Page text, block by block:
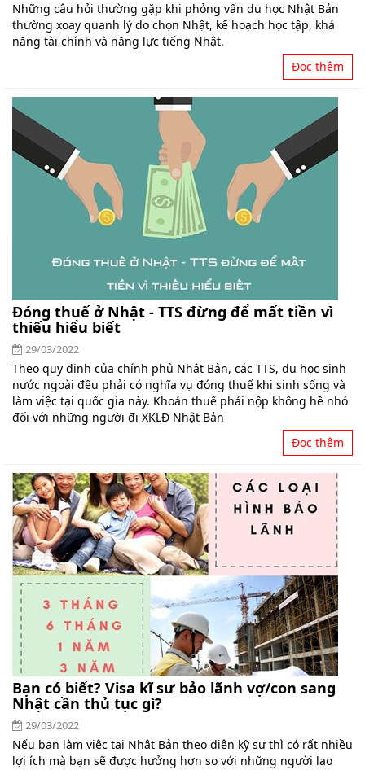
Những câu hỏi thường gặp khi phỏng vấn du học Nhật Bản
thường xoay quanh lý do chọn Nhật, kế hoạch học tập, khả
năng tài chính và năng lực tiếng Nhật.
Đọc thêm
Đóng thuế ở Nhật - TTS đừng để mất tiền vì
thiếu hiểu biết
29/03/2022
Theo quy định của chính phủ Nhật Bản, các TTS, du học sinh
nước ngoài đều phải có nghĩa vụ đóng thuế khi sinh sống và
làm việc tại quốc gia này. Khoản thuế phải nộp không hề nhỏ
đối với những người đi XKLĐ Nhật Bản
Đọc thêm
Bạn có biết? Visa kĩ sư bảo lãnh vợ/con sang
Nhật cần thủ tục gì?
29/03/2022
Nếu bạn làm việc tại Nhật Bản theo diện kỹ sư thì có rất nhiều
lợi ích mà bạn sẽ được hưởng hơn so với những người lao